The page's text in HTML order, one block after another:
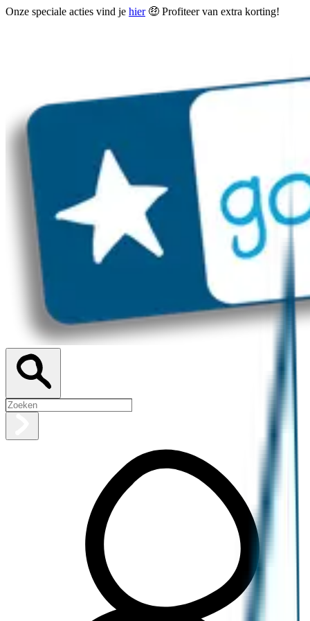
Onze speciale acties vind je hier🤑 Profiteer van extra korting!